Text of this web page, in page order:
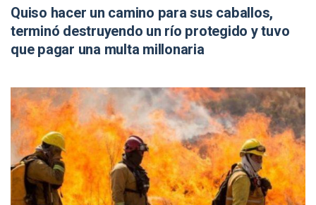
Quiso hacer un camino para sus caballos,
terminó destruyendo un río protegido y tuvo
que pagar una multa millonaria